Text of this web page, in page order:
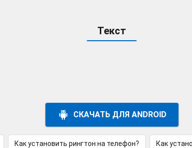
Текст
СКАЧАТЬ ДЛЯ ANDROID
Как установить рингтон на телефон? Как